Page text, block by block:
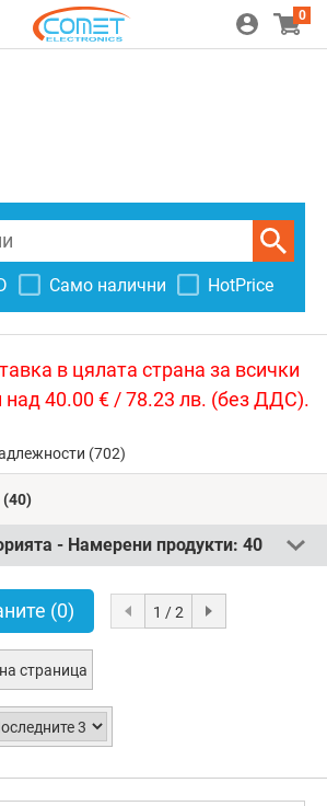
0
Само налични HotPrice
в цялата страна за всички
над 40.00 € / 78.23 лв. (без ДДС).
(702)
(40)
- Намерени продукти: 40
(0) 1 / 2
на страница